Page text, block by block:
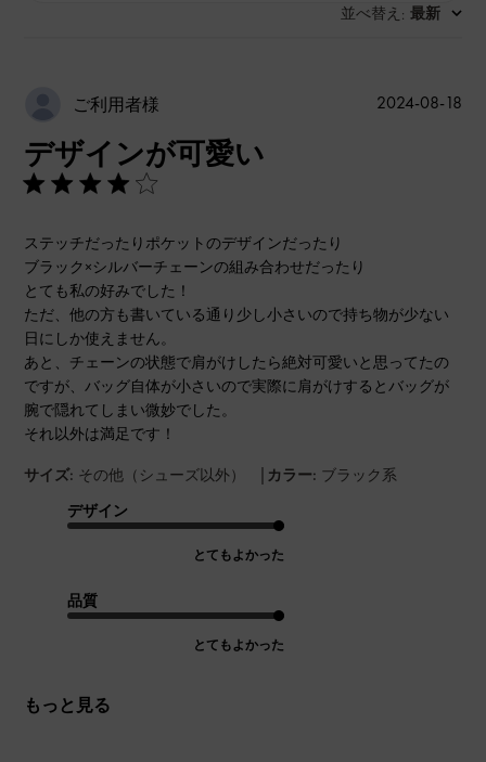
並べ替え : 最新
ご利用者様
デザインが可愛い
ステッチだったりポケットのデザインだったり
ブラック×シルバーチェーンの組み合わせだったり
とても私の好みでした！
ただ、他の方も書いている通り少し小さいので持ち物が少ない
日にしか使えません。
あと、チェーンの状態で肩がけしたら絶対可愛いと思ってたの
ですが、バッグ自体が小さいので実際に肩がけするとバッグが
腕で隠れてしまい微妙でした。
それ以外は満足です！
サイズ: その他（シューズ以外） | カラー: ブラック系
デザイン
とてもよかった
品質
とてもよかった
もっと見る
公
2024-08-18